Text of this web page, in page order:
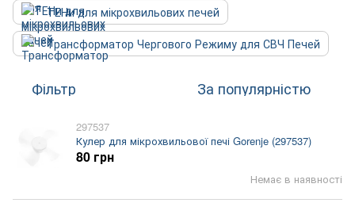
ТЕНи для мікрохвильових печей
Трансформатор Чергового Режиму для СВЧ Печей
Фільтр За популярністю
297537
Кулер для мікрохвильової печі Gorenje (297537)
Немає в наявності
80 грн